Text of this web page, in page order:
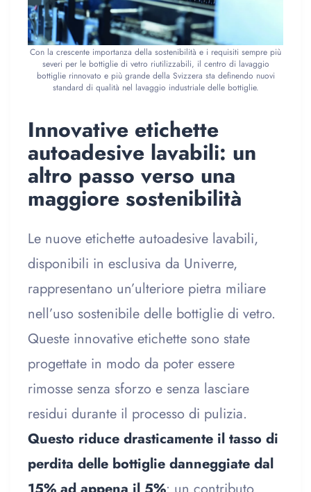
Con la crescente importanza della sostenibilità e i requisiti sempre più
severi per le bottiglie di vetro riutilizzabili, il centro di lavaggio
bottiglie rinnovato e più grande della Svizzera sta definendo nuovi
standard di qualità nel lavaggio industriale delle bottiglie.
Innovative etichette
autoadesive lavabili: un
altro passo verso una
maggiore sostenibilità
Le nuove etichette autoadesive lavabili,
disponibili in esclusiva da Univerre,
rappresentano un’ulteriore pietra miliare
nell’uso sostenibile delle bottiglie di vetro.
Queste innovative etichette sono state
progettate in modo da poter essere
rimosse senza sforzo e senza lasciare
residui durante il processo di pulizia.
Questo riduce drasticamente il tasso di
perdita delle bottiglie danneggiate dal